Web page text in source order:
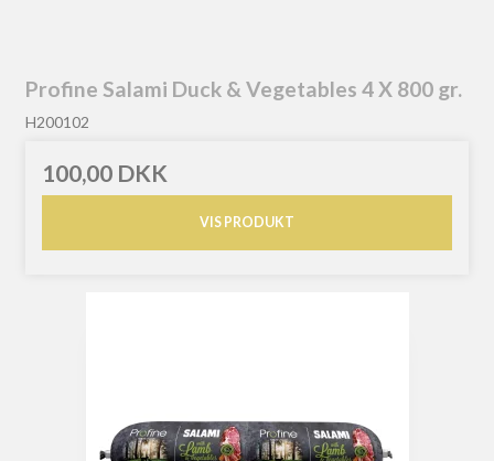
Profine Salami Duck & Vegetables 4 X 800 gr.
H200102
100,00 DKK
VIS PRODUKT